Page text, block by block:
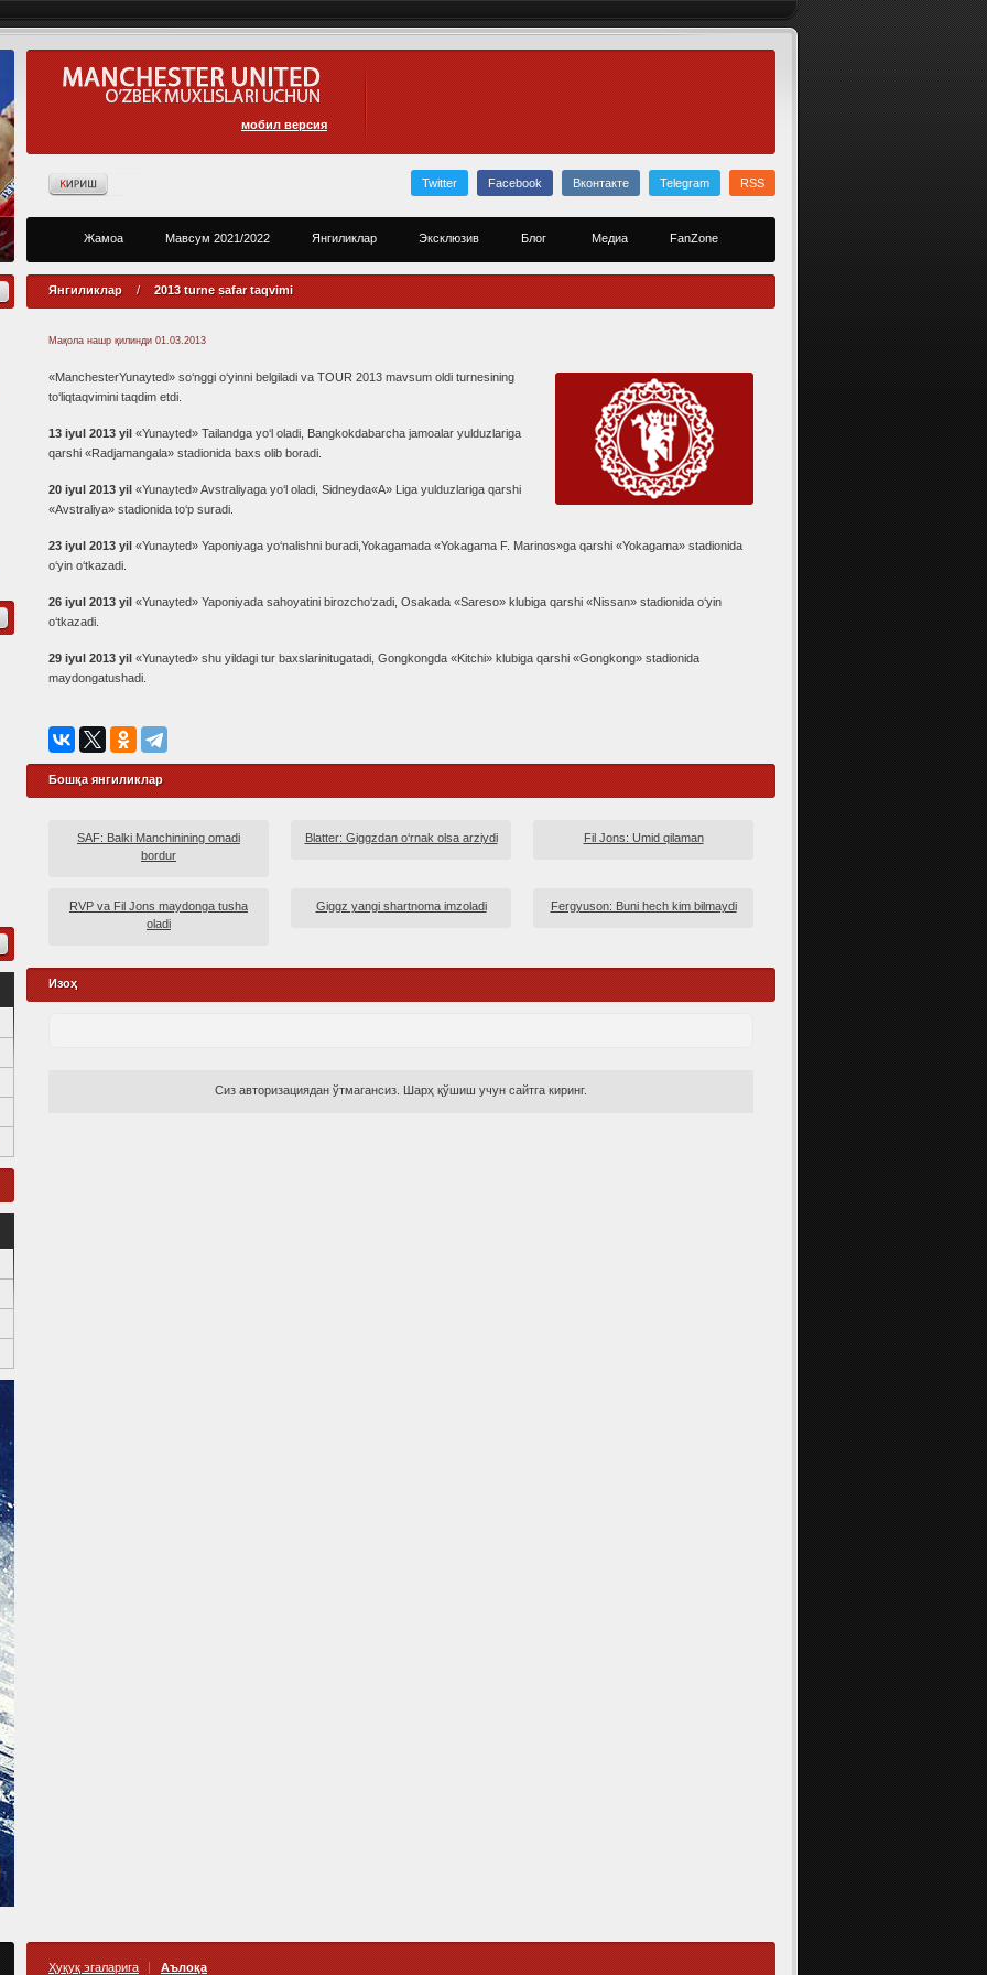
мобил версия
Twitter Facebook Вконтакте Telegram RSS
Жамоа Мавсум 2021/2022 Янгиликлар Эксклюзив Блог Медиа FanZone
Янгиликлар / 2013 turne safar taqvimi
Мақола нашр қилинди 01.03.2013
«ManchesterYunayted» so‘nggi o‘yinni belgiladi va TOUR 2013 mavsum oldi turnesining
to‘liqtaqvimini taqdim etdi.
13 iyul 2013 yil «Yunayted» Tailandga yo‘l oladi, Bangkokdabarcha jamoalar yulduzlariga
qarshi «Radjamangala» stadionida baxs olib boradi.
20 iyul 2013 yil «Yunayted» Avstraliyaga yo‘l oladi, Sidneyda«A» Liga yulduzlariga qarshi
«Avstraliya» stadionida to‘p suradi.
23 iyul 2013 yil «Yunayted» Yaponiyaga yo‘nalishni buradi,Yokagamada «Yokagama F. Marinos»ga qarshi «Yokagama» stadionida
o‘yin o‘tkazadi.
26 iyul 2013 yil «Yunayted» Yaponiyada sahoyatini birozcho‘zadi, Osakada «Sareso» klubiga qarshi «Nissan» stadionida o‘yin
o‘tkazadi.
29 iyul 2013 yil «Yunayted» shu yildagi tur baxslarinitugatadi, Gongkongda «Kitchi» klubiga qarshi «Gongkong» stadionida
maydongatushadi.
Бошқа янгиликлар
SAF: Balki Manchinining omadi
bordur
Blatter: Giggzdan o‘rnak olsa arziydi Fil Jons: Umid qilaman
RVP va Fil Jons maydonga tusha
oladi
Giggz yangi shartnoma imzoladi Fergyuson: Buni hech kim bilmaydi
Изоҳ
Сиз авторизациядан ўтмагансиз. Шарҳ қўшиш учун сайтга киринг.
Ҳуқуқ эгаларига Аълоқа